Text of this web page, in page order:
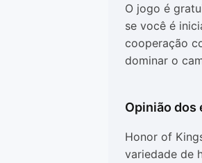
O jogo é
se você é
cooperação
dominar o
Opinião dos
Honor of
variedade de